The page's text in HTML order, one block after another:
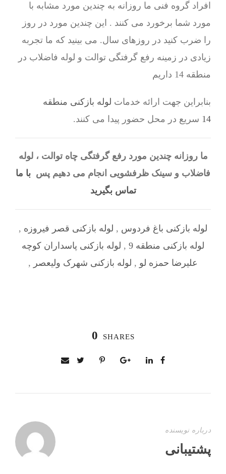
افراد گروه فنی ما روزانه به چندین مورد مشابه با
مورد شما برخورد می کنند . این چندین مورد در روز
را ضرب کنید در روزهای سال. می بینید که ما تجربه
زیادی در زمینه رفع گرفتگی توالت و لوله فاضلاب در
منطقه 14 داریم
بنابراین جهت ارائه خدمات لوله بازکنی منطقه
14 سریع در محل حضور پیدا می کنند.
ما روزانه چندین مورد رفع گرفتگی چاه توالت ، لوله
فاضلاب و سینک ظرفشویی انجام می دهیم پس با ما
تماس بگیرید
لوله بازکنی باغ فردوس , لوله بازکنی قصر فیروزه ,
لوله بازکنی منطقه 9
, لوله بازکنی پاسداران کوچه
علیرضا حمزه لو , لوله بازکنی شهرک ولیعصر ,
0 SHARES
درباره نویسنده
پشتیبانی